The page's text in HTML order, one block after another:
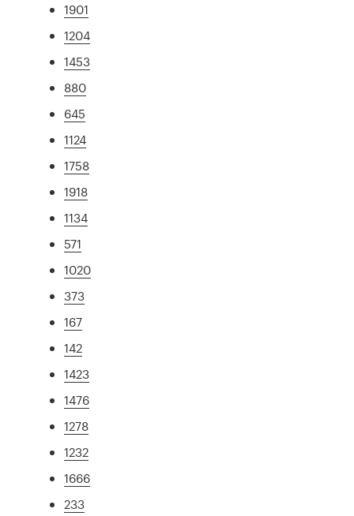
1901
1204
1453
880
645
1124
1758
1918
1134
571
1020
373
167
142
1423
1476
1278
1232
1666
233